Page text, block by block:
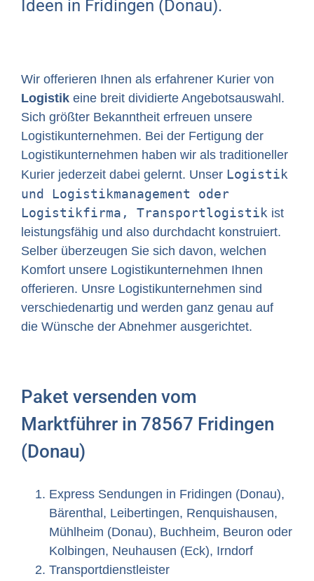
Ideen in Fridingen (Donau).
Wir offerieren Ihnen als erfahrener Kurier von
Logistik eine breit dividierte Angebotsauswahl.
Sich größter Bekanntheit erfreuen unsere
Logistikunternehmen. Bei der Fertigung der
Logistikunternehmen haben wir als traditioneller
Kurier jederzeit dabei gelernt. Unser Logistik
und Logistikmanagement oder
Logistikfirma, Transportlogistik ist
leistungsfähig und also durchdacht konstruiert.
Selber überzeugen Sie sich davon, welchen
Komfort unsere Logistikunternehmen Ihnen
offerieren. Unsre Logistikunternehmen sind
verschiedenartig und werden ganz genau auf
die Wünsche der Abnehmer ausgerichtet.
Paket versenden vom
Marktführer in 78567 Fridingen
(Donau)
Express Sendungen in Fridingen (Donau),
Bärenthal, Leibertingen, Renquishausen,
Mühlheim (Donau), Buchheim, Beuron oder
Kolbingen, Neuhausen (Eck), Irndorf
Transportdienstleister